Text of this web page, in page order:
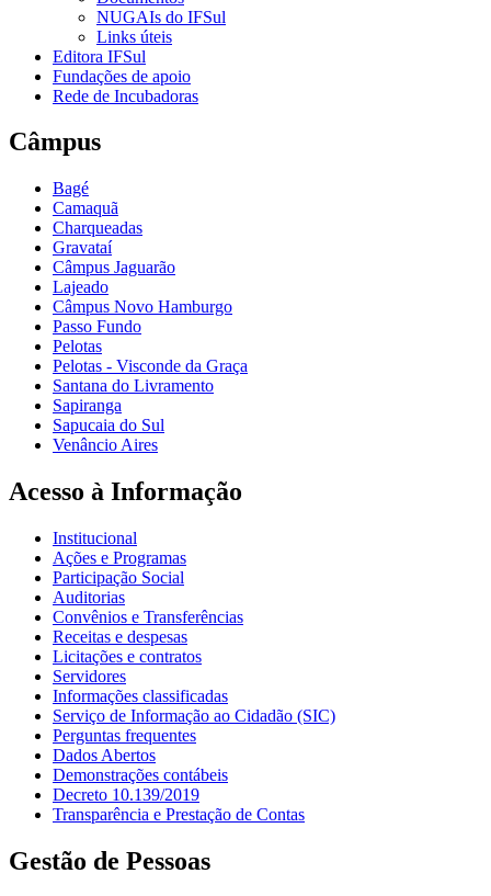
NUGAIs do IFSul
Links úteis
Editora IFSul
Fundações de apoio
Rede de Incubadoras
Câmpus
Bagé
Camaquã
Charqueadas
Gravataí
Câmpus Jaguarão
Lajeado
Câmpus Novo Hamburgo
Passo Fundo
Pelotas
Pelotas - Visconde da Graça
Santana do Livramento
Sapiranga
Sapucaia do Sul
Venâncio Aires
Acesso à Informação
Institucional
Ações e Programas
Participação Social
Auditorias
Convênios e Transferências
Receitas e despesas
Licitações e contratos
Servidores
Informações classificadas
Serviço de Informação ao Cidadão (SIC)
Perguntas frequentes
Dados Abertos
Demonstrações contábeis
Decreto 10.139/2019
Transparência e Prestação de Contas
Gestão de Pessoas